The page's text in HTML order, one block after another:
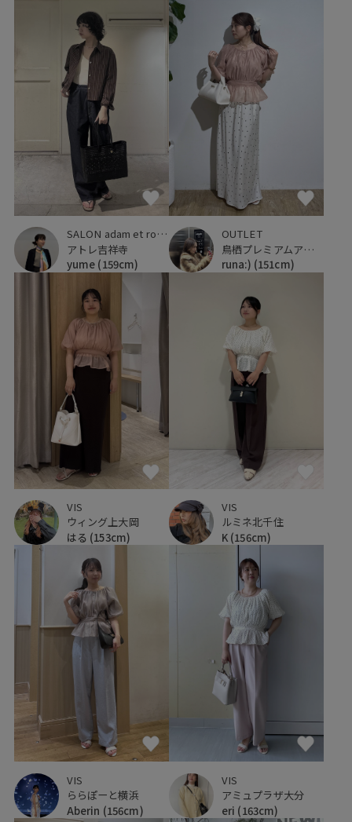
SALON adam et ropé
アトレ吉祥寺
yume (159cm)
OUTLET
鳥栖プレミアムアウトレット
runa:) (151cm)
VIS
ウィング上大岡
はる (153cm)
VIS
ルミネ北千住
K (156cm)
VIS
ららぽーと横浜
Aberin (156cm)
VIS
アミュプラザ大分
eri (163cm)